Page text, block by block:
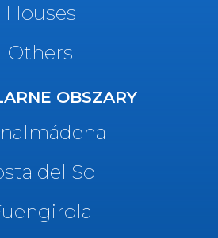
Houses
Others
OBSZARY
del Sol